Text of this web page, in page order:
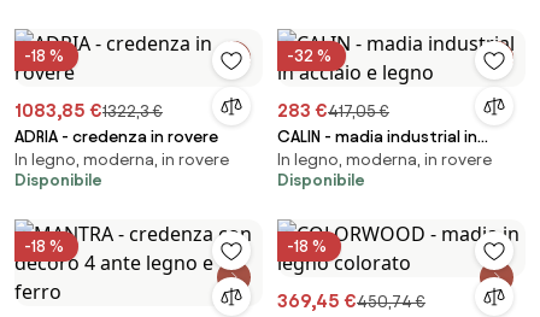
-18 %
1083,85 €1322,3 €
ADRIA - credenza in rovere
In legno, moderna, in rovere
Disponibile
-32 %
283 €417,05 €
CALIN - madia industrial in
acciaio e legno
In legno, moderna, in rovere
Disponibile
-18 % -18 %
369,45 €450,74 €